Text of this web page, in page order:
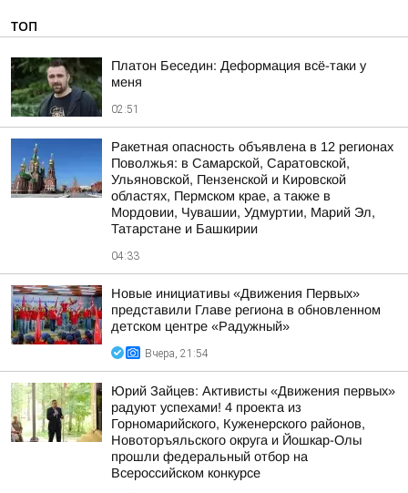
ТОП
Платон Беседин: Деформация всё-таки у
меня
02:51
Ракетная опасность объявлена в 12 регионах
Поволжья: в Самарской, Саратовской,
Ульяновской, Пензенской и Кировской
областях, Пермском крае, а также в
Мордовии, Чувашии, Удмуртии, Марий Эл,
Татарстане и Башкирии
04:33
Новые инициативы «Движения Первых»
представили Главе региона в обновленном
детском центре «Радужный»
Вчера, 21:54
Юрий Зайцев: Активисты «Движения первых»
радуют успехами! 4 проекта из
Горномарийского, Куженерского районов,
Новоторъяльского округа и Йошкар-Олы
прошли федеральный отбор на
Всероссийском конкурсе